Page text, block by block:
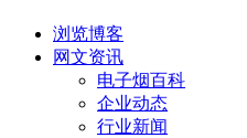
浏览博客
网文资讯
电子烟百科
企业动态
行业新闻